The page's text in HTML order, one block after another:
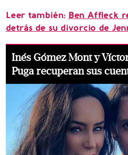
Leer también: Ben Affleck
detrás de su divorcio de
Inés Gómez Mont y
Puga recuperan sus